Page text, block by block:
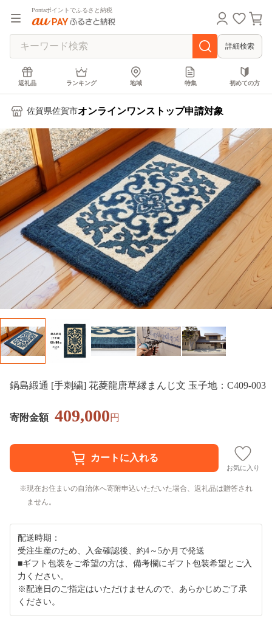
Pontaポイントでふるさと納税
詳細検索
返礼品 ランキング 地域 特集 初めての方
佐賀県佐賀市オンラインワンストップ申請対象
鍋島緞通 [手刺繍] 花菱龍唐草縁まんじ文 玉子地：C409-003
寄附金額 409,000円
お気に入り
現在お住まいの自治体へ寄附申込いただいた場合、返礼品は贈答され
ません。
配送時期：
受注生産のため、入金確認後、約4～5か月で発送
■ギフト包装をご希望の方は、備考欄にギフト包装希望とご入
力ください。
※配達日のご指定はいただけませんので、あらかじめご了承
ください。